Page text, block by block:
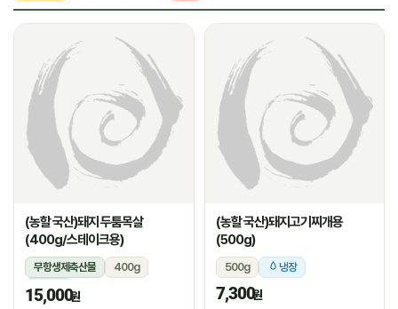
(농할 국산)돼지 두툼목살
(400g/스테이크용)
무항생제축산물
400g
냉장
15,000원
(농할 국산)돼지고기찌개용
(500g)
500g 냉장
7,300원